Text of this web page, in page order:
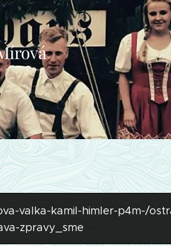
valka-kamil-himler-p4m-/
zpravy_sme